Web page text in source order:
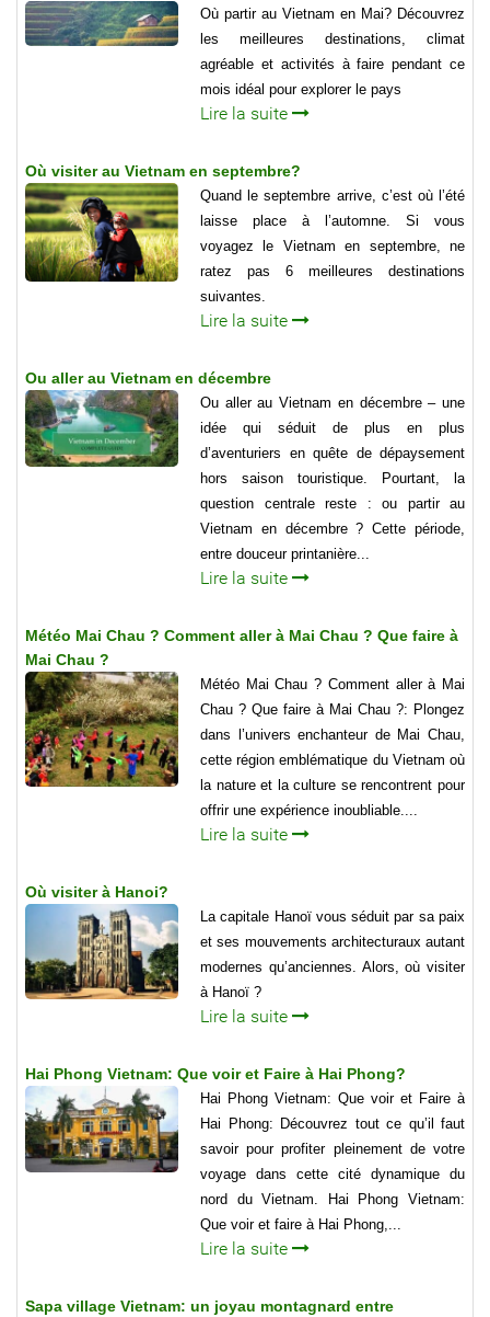
Où partir au Vietnam en Mai? Découvrez
les meilleures destinations, climat
agréable et activités à faire pendant ce
mois idéal pour explorer le pays
Lire la suite
Où visiter au Vietnam en septembre?
Quand le septembre arrive, c’est où l’été
laisse place à l’automne. Si vous
voyagez le Vietnam en septembre, ne
ratez pas 6 meilleures destinations
suivantes.
Lire la suite
Ou aller au Vietnam en décembre
Ou aller au Vietnam en décembre – une
idée qui séduit de plus en plus
d’aventuriers en quête de dépaysement
hors saison touristique. Pourtant, la
question centrale reste : ou partir au
Vietnam en décembre ? Cette période,
entre douceur printanière...
Lire la suite
Météo Mai Chau ? Comment aller à Mai Chau ? Que faire à
Mai Chau ?
Météo Mai Chau ? Comment aller à Mai
Chau ? Que faire à Mai Chau ?: Plongez
dans l’univers enchanteur de Mai Chau,
cette région emblématique du Vietnam où
la nature et la culture se rencontrent pour
offrir une expérience inoubliable....
Lire la suite
Où visiter à Hanoi?
La capitale Hanoï vous séduit par sa paix
et ses mouvements architecturaux autant
modernes qu’anciennes. Alors, où visiter
à Hanoï ?
Lire la suite
Hai Phong Vietnam: Que voir et Faire à Hai Phong?
Hai Phong Vietnam: Que voir et Faire à
Hai Phong: Découvrez tout ce qu’il faut
savoir pour profiter pleinement de votre
voyage dans cette cité dynamique du
nord du Vietnam. Hai Phong Vietnam:
Que voir et faire à Hai Phong,...
Lire la suite
Sapa village Vietnam: un joyau montagnard entre